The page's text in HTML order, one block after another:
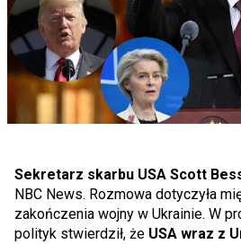
Sekretarz skarbu USA Scott
NBC News. Rozmowa dotyczyła
zakończenia wojny w Ukrainie. W
polityk stwierdził, że USA wraz z